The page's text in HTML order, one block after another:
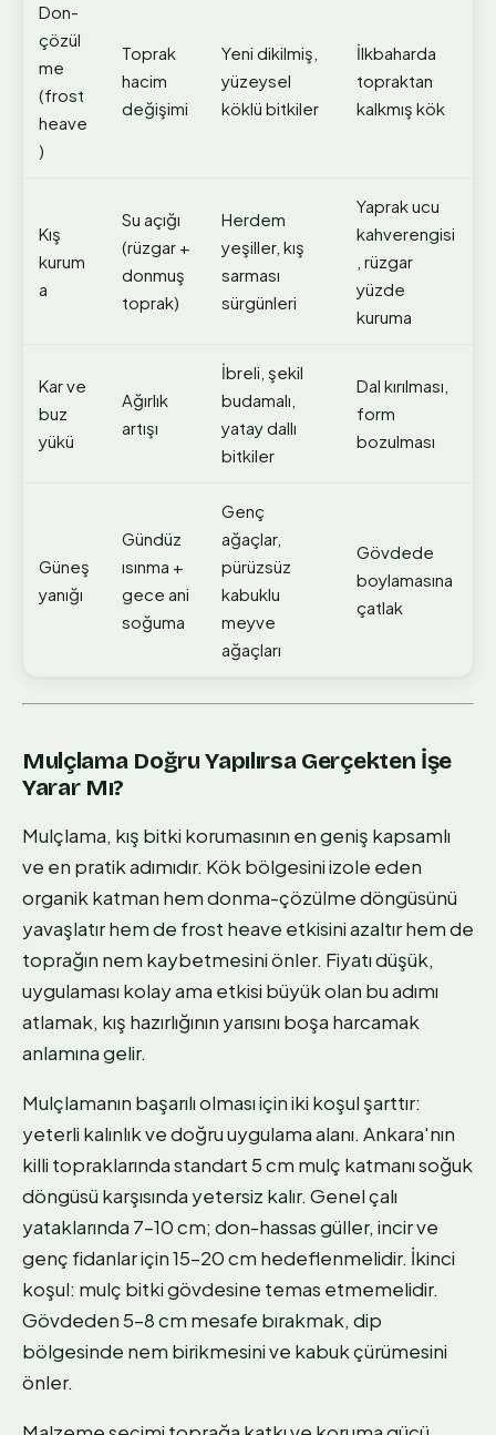
Don-
çözül
me
(frost
heave
)
Toprak
hacim
değişimi
Yeni dikilmiş,
yüzeysel
köklü bitkiler
İlkbaharda
topraktan
kalkmış kök
Kış
kurum
a
Su açığı
(rüzgar +
donmuş
toprak)
Herdem
yeşiller, kış
sarması
sürgünleri
Yaprak ucu
kahverengisi
, rüzgar
yüzde
kuruma
Kar ve
buz
yükü
Ağırlık
artışı
İbreli, şekil
budamalı,
yatay dallı
bitkiler
Dal kırılması,
form
bozulması
Güneş
yanığı
Gündüz
ısınma +
gece ani
soğuma
Genç
ağaçlar,
pürüzsüz
kabuklu
meyve
ağaçları
Gövdede
boylamasına
çatlak
Mulçlama Doğru Yapılırsa Gerçekten İşe
Yarar Mı?
Mulçlama, kış bitki korumasının en geniş kapsamlı
ve en pratik adımıdır. Kök bölgesini izole eden
organik katman hem donma-çözülme döngüsünü
yavaşlatır hem de frost heave etkisini azaltır hem de
toprağın nem kaybetmesini önler. Fiyatı düşük,
uygulaması kolay ama etkisi büyük olan bu adımı
atlamak, kış hazırlığının yarısını boşa harcamak
anlamına gelir.
Mulçlamanın başarılı olması için iki koşul şarttır:
yeterli kalınlık ve doğru uygulama alanı. Ankara'nın
killi topraklarında standart 5 cm mulç katmanı soğuk
döngüsü karşısında yetersiz kalır. Genel çalı
yataklarında 7–10 cm; don-hassas güller, incir ve
genç fidanlar için 15–20 cm hedeflenmelidir. İkinci
koşul: mulç bitki gövdesine temas etmemelidir.
Gövdeden 5–8 cm mesafe bırakmak, dip
bölgesinde nem birikmesini ve kabuk çürümesini
önler.